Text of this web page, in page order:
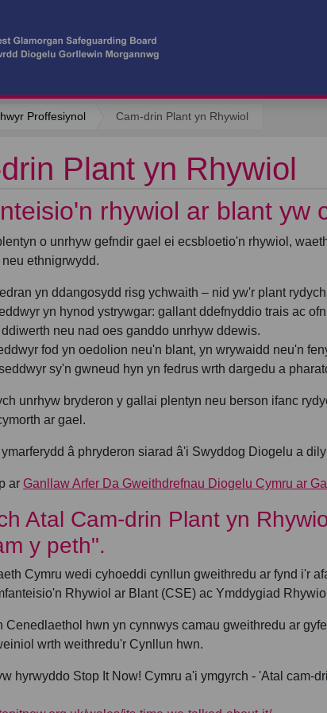
Proffesiynol Cam-drin Plant yn Rhywiol
Plant yn Rhywiol
rhywiol ar blant yw
o unrhyw gefndir gael ei ecsbloetio'n rhywiol,
ethnigrwydd.
yn ddangosydd risg ychwaith – nid yw'r plant
yn hynod ystrywgar: gallant ddefnyddio trais ac
neu nad oes ganddo unrhyw ddewis.
fod yn oedolion neu'n blant, yn wrywaidd neu'n
sy'n gwneud hyn yn fedrus wrth dargedu a
unrhyw bryderon y gallai plentyn neu berson ifanc
ar gael.
â phryderon siarad â'i Swyddog Diogelu a
ar Ganllaw Arfer Da Gweithdrefnau Diogelu Cymru ar
Atal Cam-drin Plant yn
y peth".
Cymru wedi cyhoeddi cynllun gweithredu ar fynd i'r
Rhywiol ar Blant (CSE) ac Ymddygiad
Cenedlaethol hwn yn cynnwys camau gweithredu ar
wrth weithredu'r Cynllun hwn.
hyrwyddo Stop It Now! Cymru a'i ymgyrch - 'Atal cam-